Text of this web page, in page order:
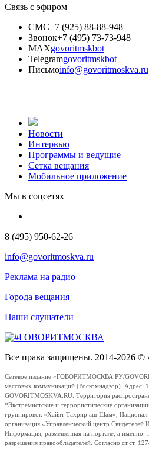
Связь с эфиром
СМС+7 (925) 88-88-948
Звонок+7 (495) 73-73-948
MAXgovoritmskbot
Telegramgovoritmskbot
Письмоinfo@govoritmoskva.ru
Новости
Интервью
Программы и ведущие
Сетка вещания
Мобильное приложение
Мы в соцсетях
8 (495) 950-62-26
info@govoritmoskva.ru
Реклама на радио
Города вещания
Наши слушатели
Все права защищены. 2014-2026 ©
Сетевое издание «ГОВОРИТМОСКВА.РУ/
массовых коммуникаций (Роскомнадзор).
GOVORITMOSKVA.RU. Территория
*Экстремистские и террористические
группировок «Хайят Тахрир аш-Шам»,
организация «Управленческий центр
Информация, размещенная на портале, а именно:
разрешения правообладателей. Согласно ст.ст.